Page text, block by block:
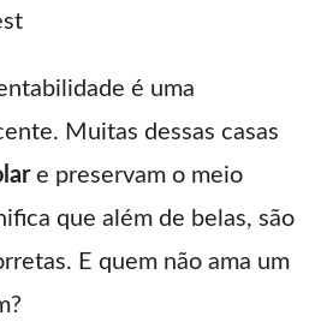
é uma
Muitas dessas casas
e preservam o meio
que além de belas, são
E quem não ama um